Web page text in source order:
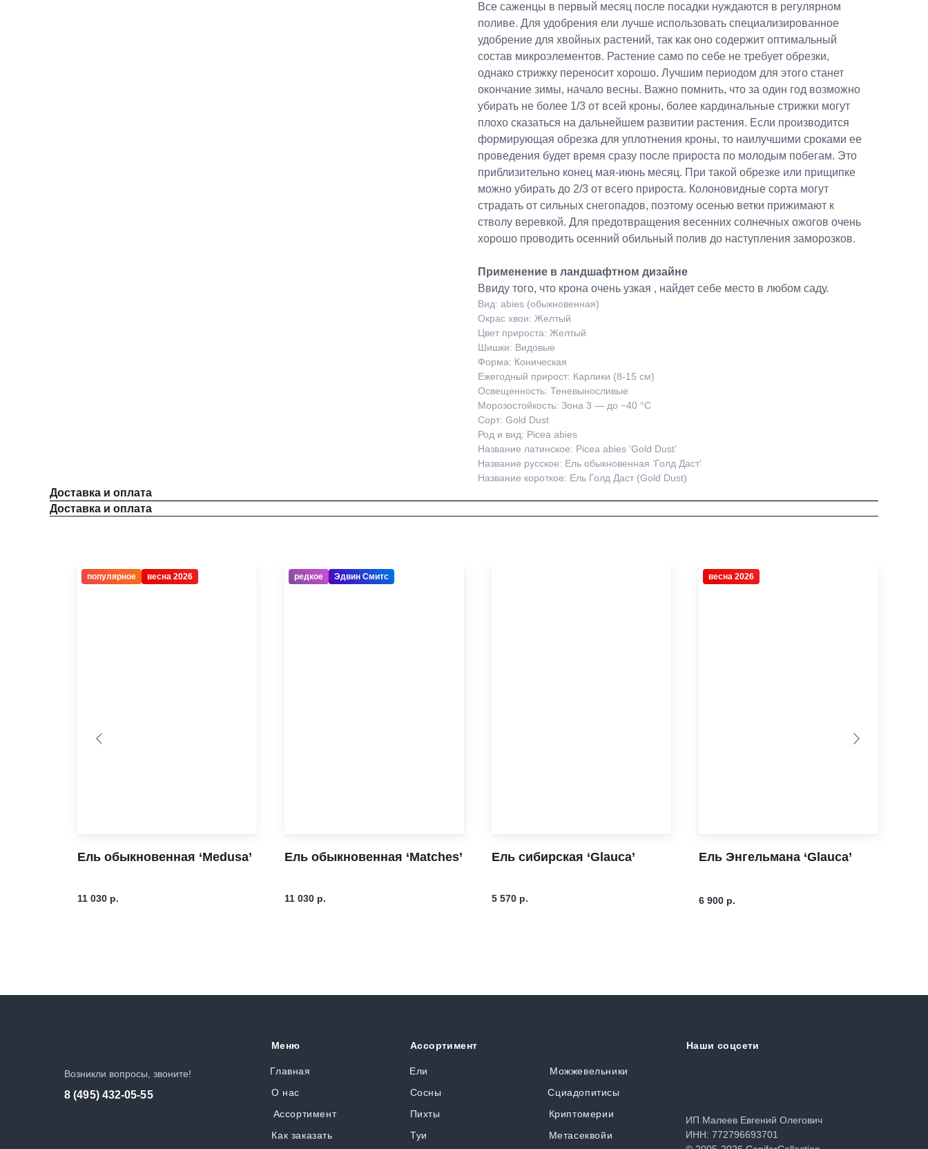
Все саженцы в первый месяц после посадки нуждаются в регулярном
поливе. Для удобрения ели лучше использовать специализированное
удобрение для хвойных растений, так как оно содержит оптимальный
состав микроэлементов. Растение само по себе не требует обрезки,
однако стрижку переносит хорошо. Лучшим периодом для этого станет
окончание зимы, начало весны. Важно помнить, что за один год возможно
убирать не более 1/3 от всей кроны, более кардинальные стрижки могут
плохо сказаться на дальнейшем развитии растения. Если производится
формирующая обрезка для уплотнения кроны, то наилучшими сроками ее
проведения будет время сразу после прироста по молодым побегам. Это
приблизительно конец мая-июнь месяц. При такой обрезке или прищипке
можно убирать до 2/3 от всего прироста. Колоновидные сорта могут
страдать от сильных снегопадов, поэтому осенью ветки прижимают к
стволу веревкой. Для предотвращения весенних солнечных ожогов очень
хорошо проводить осенний обильный полив до наступления заморозков.
Применение в ландшафтном дизайне
Ввиду того, что крона очень узкая , найдет себе место в любом саду.
Вид: abies (обыкновенная)
Окрас хвои: Желтый
Цвет прироста: Желтый
Шишки: Видовые
Форма: Коническая
Ежегодный прирост: Карлики (8-15 см)
Освещенность: Теневыносливые
Морозостойкость: Зона 3 — до −40 °C
Сорт: Gold Dust
Род и вид: Picea abies
Название латинское: Picea abies ‘Gold Dust’
Название русское: Ель обыкновенная ‘Голд Даст’
Название короткое: Ель Голд Даст (Gold Dust)
Доставка и оплата
Доставка и оплата
популярное весна 2026
Ель обыкновенная ‘Medusa’
11 030 р.
редкое Эдвин Смитс
Ель обыкновенная ‘Matches’
11 030 р.
Ель сибирская ‘Glauca’
5 570 р.
весна 2026
Ель Энгельмана ‘Glauca’
6 900 р.
Возникли вопросы, звоните!
8 (495) 432-05-55
Главная
Меню
О нас
Ассортимент
Как заказать
Ели
Ассортимент
Сосны
Пихты
Туи
Можжевельники
Сциадопитисы
Криптомерии
Метасеквойи
Наши соцсети
ИП Малеев Евгений Олегович
ИНН: 772796693701